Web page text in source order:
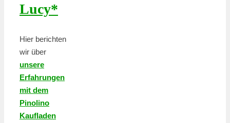
Lucy*
Hier berichten
wir über
unsere
Erfahrungen
mit dem
Pinolino
Kaufladen